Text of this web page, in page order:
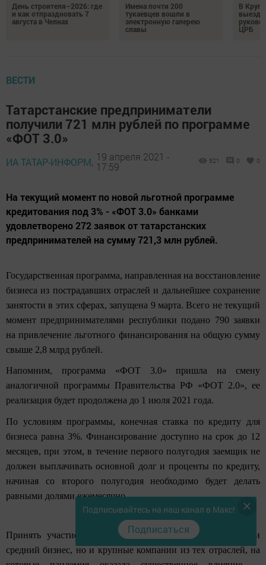
День строителя–2026: где
и как отпраздновать 7
августа в Челнах
Имена почти 200
тукаевцев вошли в
электронную галерею
славы
В
ЦРБ
ВЕСТИ
Татарстанские предприниматели
получили 721 млн рублей по программе
«ФОТ 3.0»
ИА ТАТАР-ИНФОРМ, 19 апреля 2021 -
17:59
521 0 0
На текущий момент по новой льготной программе
кредитования под 3% - «ФОТ 3.0» банками
удовлетворено 272 заявок от татарстанских
предпринимателей на сумму 721,3 млн рублей.
Государственная программа, направленная на восстановление
бизнеса из пострадавших отраслей и дальнейшее сохранение
занятости в этих сферах, запущена 9 марта. Всего не текущий
момент предпринимателями республики подано 790 заявки
на привлечение льготного финансирования на общую сумму
свыше 2,8 млрд рублей.
Напомним, программа «ФОТ 3.0» пришла на смену
аналогичной программы Правительства РФ «ФОТ 2.0», ее
реализация будет продолжена до 1 июля 2021 года.
По условиям программы, конечная ставка по кредиту для
бизнеса равна 3%. Финансирование доступно на срок до 12
месяцев, при этом, в течение первого полугодия заемщик не
должен выплачивать основной долг и проценты по кредиту,
начиная со второго полугодия необходимо будет делать
равными долями ежемесячно.
Принять участие в программе может не только малый и
средний бизнес, но и крупные компании из тех отраслей, на
Подписывайтесь на наш канал в Макс!
Подписаться